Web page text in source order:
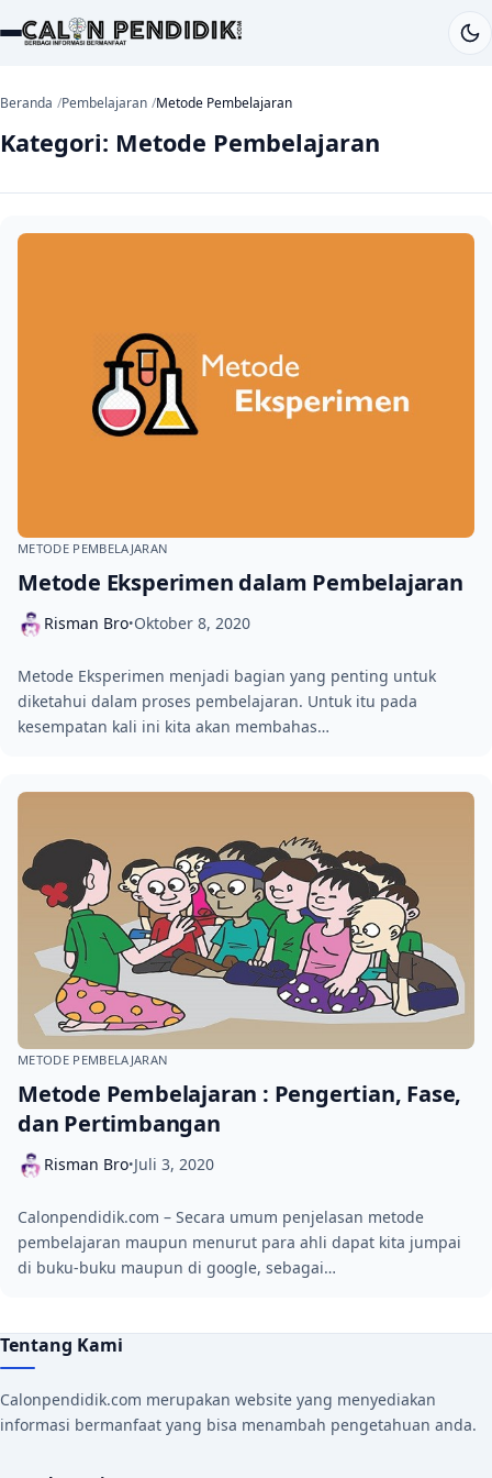
Beranda Pembelajaran Metode Pembelajaran
Kategori: Metode Pembelajaran
METODE PEMBELAJARAN
Metode Eksperimen dalam Pembelajaran
Risman Bro•Oktober 8, 2020
Metode Eksperimen menjadi bagian yang penting untuk
diketahui dalam proses pembelajaran. Untuk itu pada
kesempatan kali ini kita akan membahas…
METODE PEMBELAJARAN
Metode Pembelajaran : Pengertian, Fase,
dan Pertimbangan
Risman Bro•Juli 3, 2020
Calonpendidik.com – Secara umum penjelasan metode
pembelajaran maupun menurut para ahli dapat kita jumpai
di buku-buku maupun di google, sebagai…
Tentang Kami
Calonpendidik.com merupakan website yang menyediakan
informasi bermanfaat yang bisa menambah pengetahuan anda.